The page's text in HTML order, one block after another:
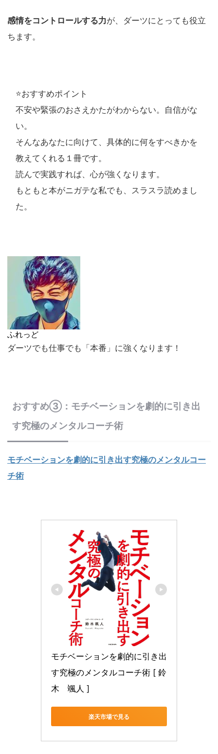
感情をコントロールする力が、ダーツにとっても役立
ちます。
⭐️おすすめポイント
不安や緊張のおさえかたがわからない。自信がな
い。
そんなあなたに向けて、具体的に何をすべきかを
教えてくれる１冊です。
読んで実践すれば、心が強くなります。
もともと本がニガテな私でも、スラスラ読めまし
た。
ふれっど
ダーツでも仕事でも「本番」に強くなります！
おすすめ③：モチベーションを劇的に引き出
す究極のメンタルコーチ術
モチベーションを劇的に引き出す究極のメンタルコー
チ術
モチベーションを劇的に引き出
す究極のメンタルコーチ術 [ 鈴
木　颯人 ]
楽天市場で見る